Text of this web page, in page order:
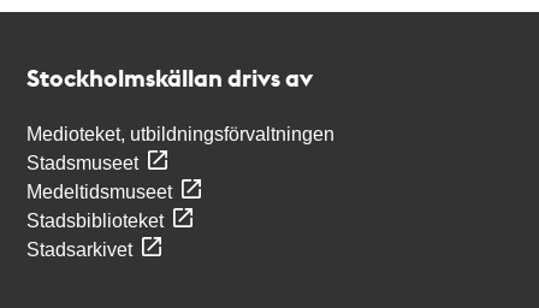
Stockholmskällan drivs av
Medioteket, utbildningsförvaltningen
Stadsmuseet
Medeltidsmuseet
Stadsbiblioteket
Stadsarkivet